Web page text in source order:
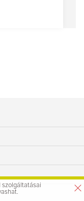
szolgáltatásai